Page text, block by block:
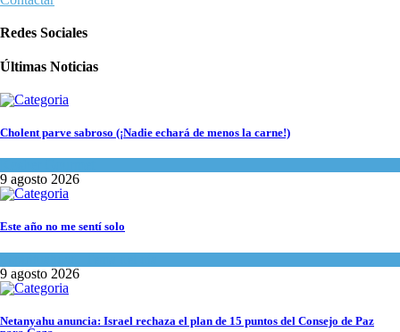
Redes Sociales
Últimas Noticias
Cholent parve sabroso (¡Nadie echará de menos la carne!)
9 agosto 2026
Este año no me sentí solo
9 agosto 2026
Netanyahu anuncia: Israel rechaza el plan de 15 puntos del Consejo de Paz